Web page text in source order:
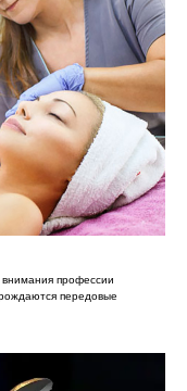
профессии
передовые